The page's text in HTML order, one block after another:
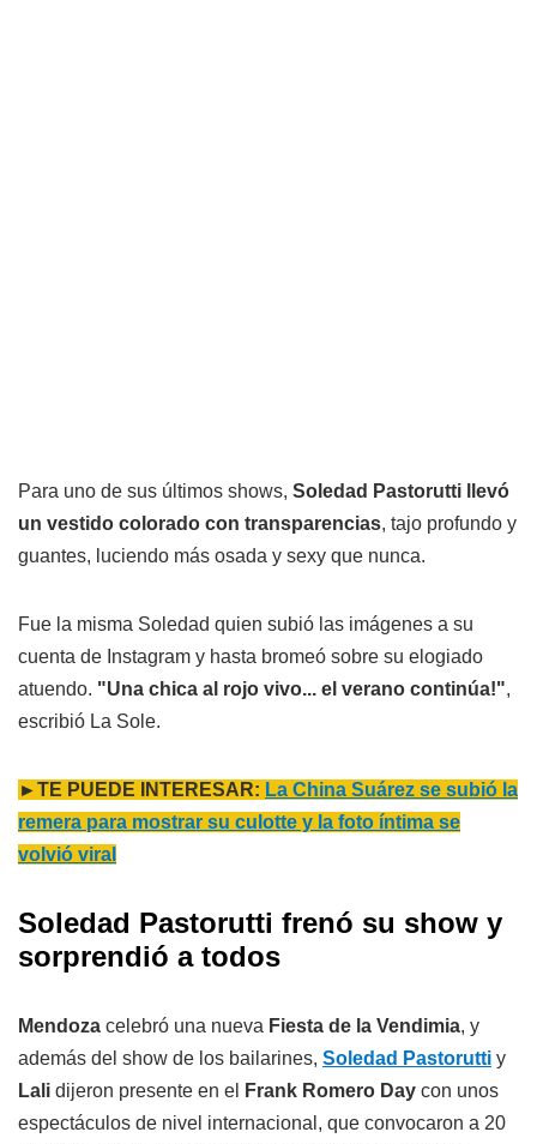
Para uno de sus últimos shows, Soledad Pastorutti llevó
un vestido colorado con transparencias, tajo profundo y
guantes, luciendo más osada y sexy que nunca.
Fue la misma Soledad quien subió las imágenes a su
cuenta de Instagram y hasta bromeó sobre su elogiado
atuendo. "Una chica al rojo vivo... el verano continúa!",
escribió La Sole.
►TE PUEDE INTERESAR: La China Suárez se subió la
remera para mostrar su culotte y la foto íntima se
volvió viral
Soledad Pastorutti frenó su show y
sorprendió a todos
Mendoza celebró una nueva Fiesta de la Vendimia, y
además del show de los bailarines, Soledad Pastorutti y
Lali dijeron presente en el Frank Romero Day con unos
espectáculos de nivel internacional, que convocaron a 20